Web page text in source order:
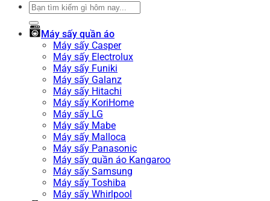
Tìm
Máy sấy quần áo
Máy sấy Casper
Máy sấy Electrolux
Máy sấy Funiki
Máy sấy Galanz
Máy sấy Hitachi
Máy sấy KoriHome
Máy sấy LG
Máy sấy Mabe
Máy sấy Malloca
Máy sấy Panasonic
Máy sấy quần áo Kangaroo
Máy sấy Samsung
Máy sấy Toshiba
Máy sấy Whirlpool